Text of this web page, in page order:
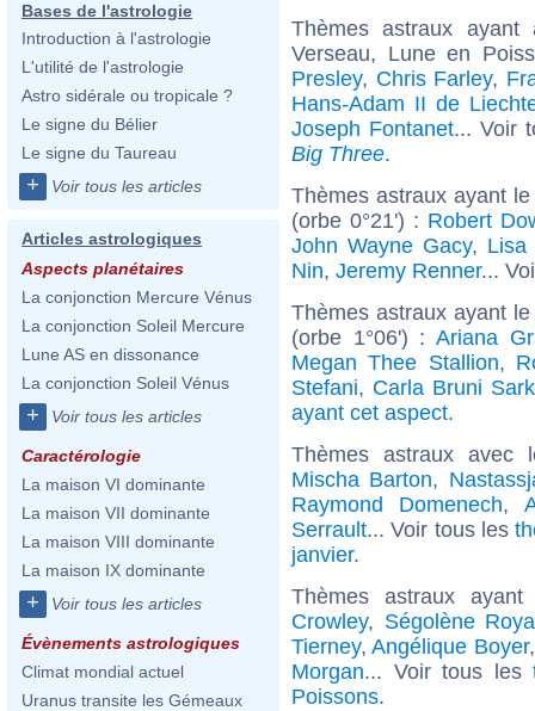
Bases de l'astrologie
Introduction à l'astrologie
L'utilité de l'astrologie
Astro sidérale ou tropicale ?
Le signe du Bélier
Le signe du Taureau
+ Voir tous les articles
Articles astrologiques
Aspects planétaires
La conjonction Mercure Vénus
La conjonction Soleil Mercure
Lune AS en dissonance
La conjonction Soleil Vénus
+ Voir tous les articles
Caractérologie
La maison VI dominante
La maison VII dominante
La maison VIII dominante
La maison IX dominante
+ Voir tous les articles
Évènements astrologiques
Climat mondial actuel
Uranus transite les Gémeaux
Thèmes astraux
Verseau, Lune en
Presley, Chris Farley,
Hans-Adam II de
Joseph Fontanet... Voir
Big Three.
Thèmes astraux ayant
(orbe 0°21') : Robert
John Wayne Gacy, Lisa
Nin, Jeremy Renner...
Thèmes astraux ayant
(orbe 1°06') : Ariana
Megan Thee Stallion,
Stefani, Carla Bruni
ayant cet aspect.
Thèmes astraux
Mischa Barton,
Raymond Domenech,
Serrault... Voir tous les
janvier.
Thèmes astraux
Crowley, Ségolène
Tierney,Angélique Boyer
Morgan... Voir tous les
Poissons.